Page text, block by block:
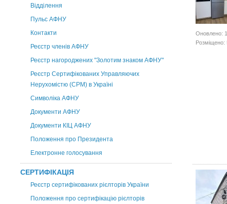
Відділення
Пульс АФНУ
Контакти
Реєстр членів АФНУ
Реєстр нагороджених "Золотим знаком АФНУ"
Реєстр Сертифікованих Управляючих
Нерухомістю (CPM) в Україні
Символіка АФНУ
Документи АФНУ
Документи КІЦ АФНУ
Положення про Президента
Електронне голосування
СЕРТИФІКАЦІЯ
Реєстр сертифікованих рієлторів України
Положення про сертифікацію рієлторів
Оновлено:
Розміщено: